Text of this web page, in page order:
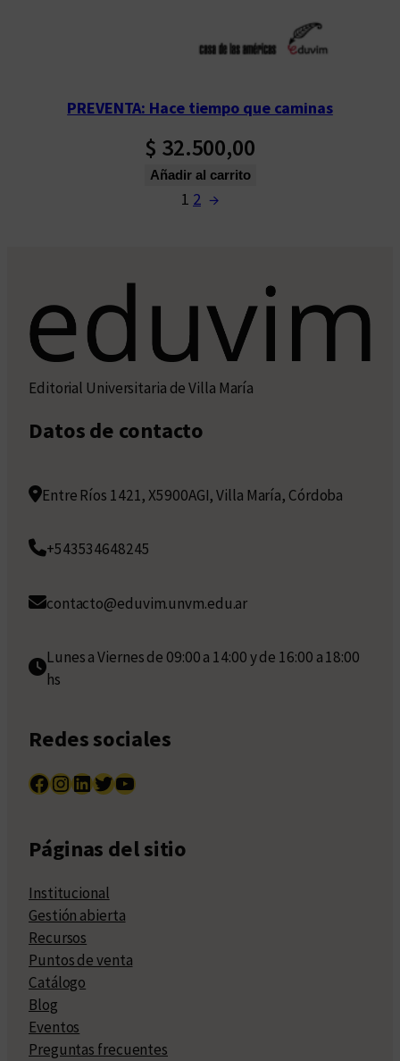
PREVENTA: Hace tiempo que caminas
$ 32.500,00
Añadir al carrito
1 2 →
Editorial Universitaria de Villa María
Datos de contacto
Entre Ríos 1421, X5900AGI, Villa María, Córdoba
+543534648245
contacto@eduvim.unvm.edu.ar
Lunes a Viernes de 09:00 a 14:00 y de 16:00 a 18:00
hs
Redes sociales
Facebook InstagramLinkedIn Twitter YouTube
Páginas del sitio
Institucional
Gestión abierta
Recursos
Puntos de venta
Catálogo
Blog
Eventos
Preguntas frecuentes